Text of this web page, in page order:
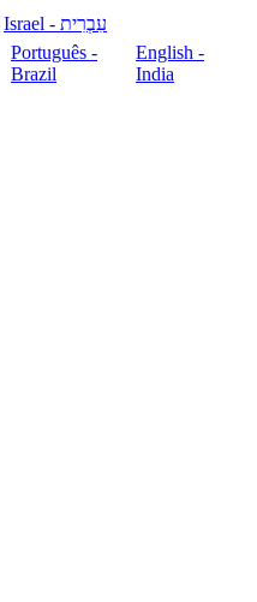
עִבְרִית - Israel
Português -
Brazil
English -
India